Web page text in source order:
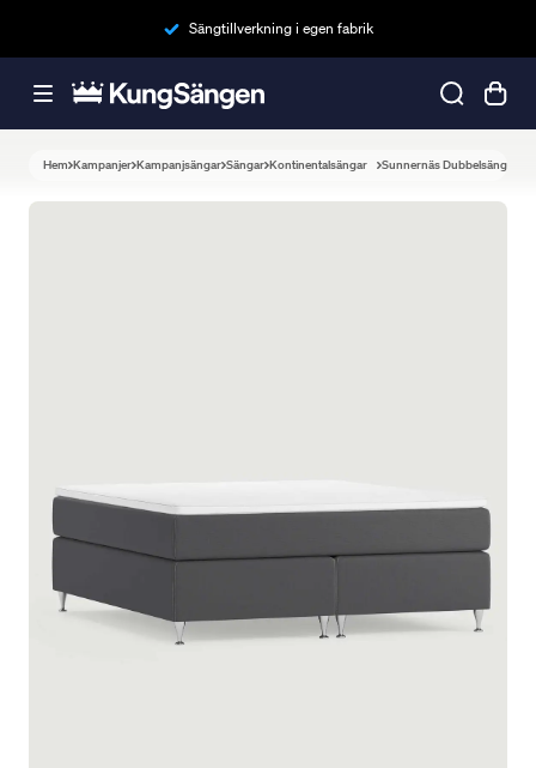
Sängtillverkning i egen fabrik
Hem Kampanjer Kampanjsängar Sängar Kontinentalsängar Sunnernäs Dubbelsäng